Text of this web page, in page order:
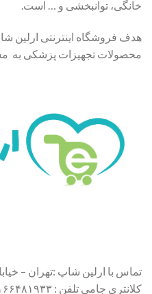
خانگی، توانبخشی و … است.
هدف فروشگاه اینترنتی ارلین
محصولات تجهیزات پزشکی به
تماس با ارلین شاپ :تهران –
کلانتری جامی تلفن : ۰۲۱۶۶۴۸۱۹۳۳ مشاوره : ۰۹۱۹۲۰۶۵۲۳۲